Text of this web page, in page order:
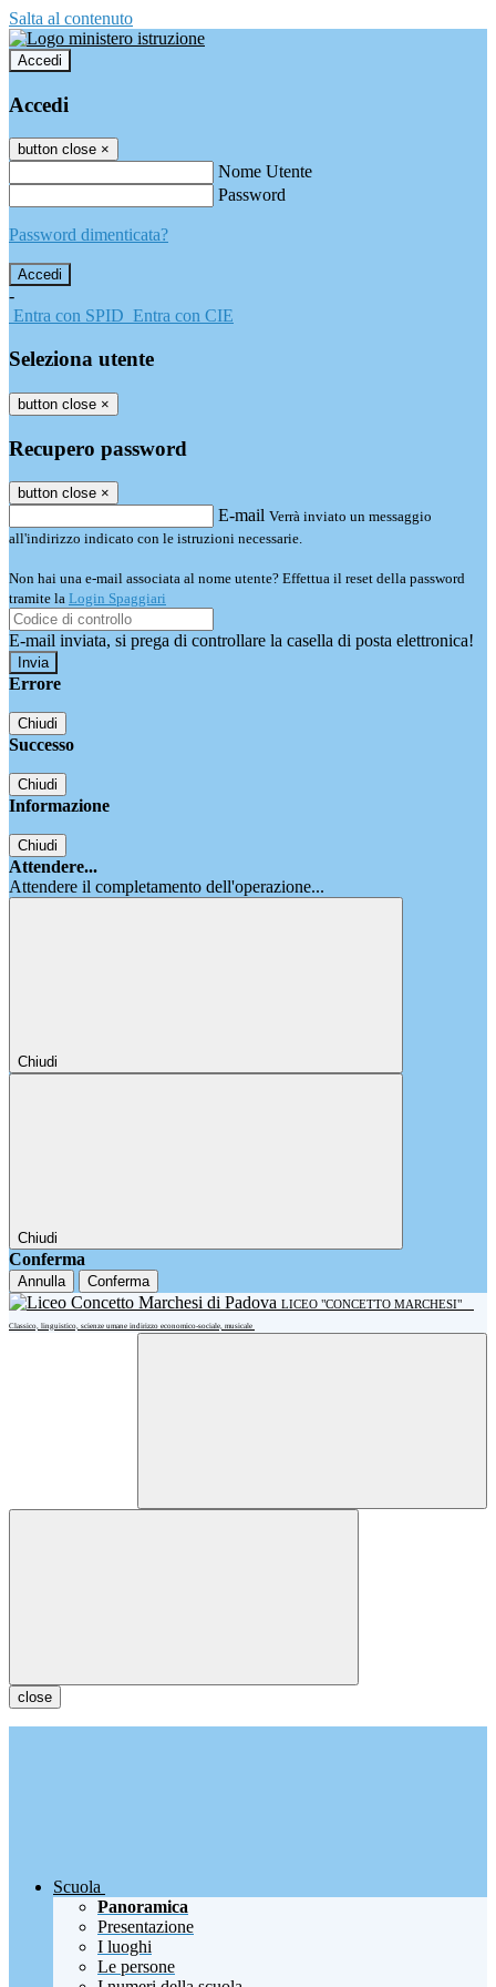
Salta al contenuto
Accedi
Accedi
button close ×
Nome Utente
Password
Password dimenticata?
-
Entra con SPID Entra con CIE
Seleziona utente
button close ×
Recupero password
button close ×
E-mail Verrà inviato un messaggio
all'indirizzo indicato con le istruzioni necessarie.
Non hai una e-mail associata al nome utente? Effettua il reset della password
tramite la Login Spaggiari
E-mail inviata, si prega di controllare la casella di posta elettronica!
Errore
Chiudi
Successo
Chiudi
Informazione
Chiudi
Attendere...
Attendere il completamento dell'operazione...
Chiudi
Chiudi
Conferma
Annulla Conferma
LICEO "CONCETTO MARCHESI"
Classico, linguistico, scienze umane indirizzo economico-sociale, musicale
close
Scuola
Panoramica
Presentazione
I luoghi
Le persone